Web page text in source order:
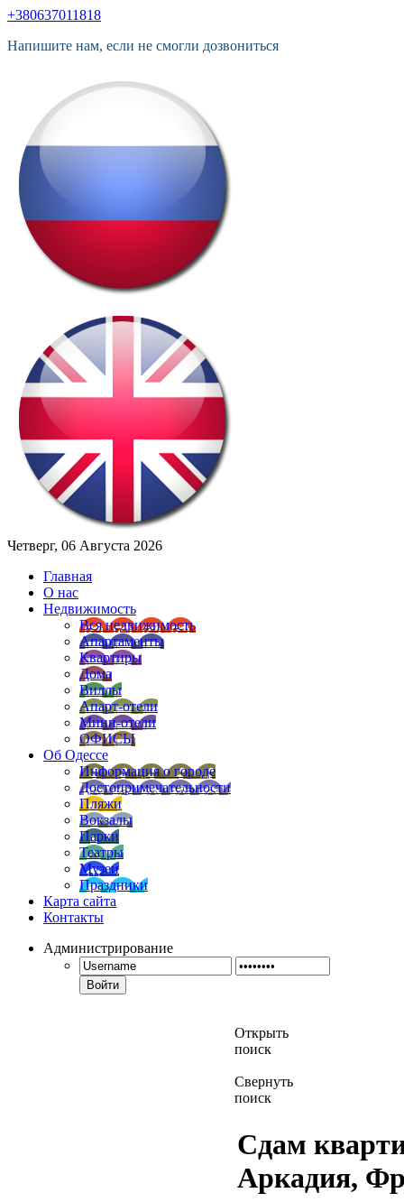
+380637011818
Напишите нам, если не смогли дозвониться
Четверг, 06 Августа 2026
Главная
О нас
Недвижимость
Вся недвижимость
Апартаменты
Квартиры
Дома
Виллы
Апарт-отели
Мини-отели
ОФИСЫ
Об Одессе
Информация о городе
Достопримечательности
Пляжи
Вокзалы
Парки
Театры
Музеи
Праздники
Карта сайта
Контакты
Администрирование
Войти
Открыть
поиск
Свернуть
поиск
Сдам
Аркадия,